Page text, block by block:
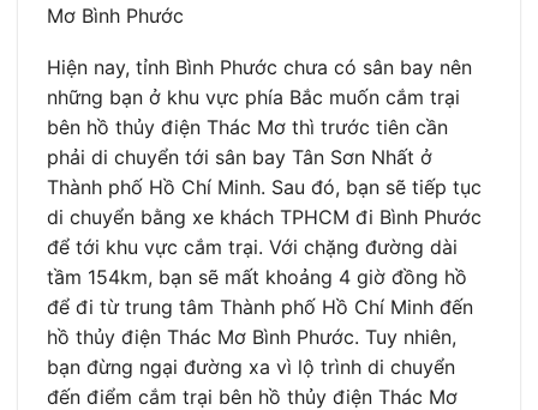
Mơ Bình Phước
Hiện nay, tỉnh Bình Phước chưa có sân bay nên
những bạn ở khu vực phía Bắc muốn cắm trại
bên hồ thủy điện Thác Mơ thì trước tiên cần
phải di chuyển tới sân bay Tân Sơn Nhất ở
Thành phố Hồ Chí Minh. Sau đó, bạn sẽ tiếp tục
di chuyển bằng xe khách TPHCM đi Bình Phước
để tới khu vực cắm trại. Với chặng đường dài
tầm 154km, bạn sẽ mất khoảng 4 giờ đồng hồ
để đi từ trung tâm Thành phố Hồ Chí Minh đến
hồ thủy điện Thác Mơ Bình Phước. Tuy nhiên,
bạn đừng ngại đường xa vì lộ trình di chuyển
đến điểm cắm trại bên hồ thủy điện Thác Mơ